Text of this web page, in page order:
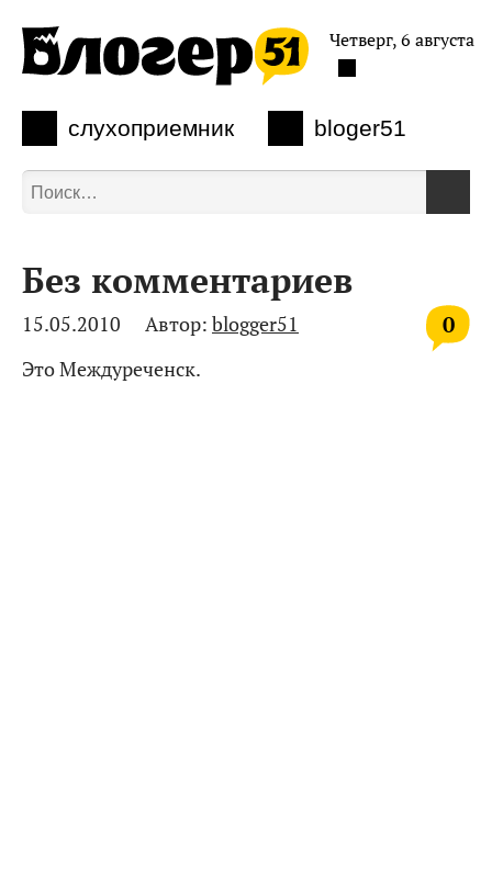
слухоприемник bloger51
Четверг, 6 августа
Без комментариев
0
15.05.2010 Автор: blogger51
Это Междуреченск.